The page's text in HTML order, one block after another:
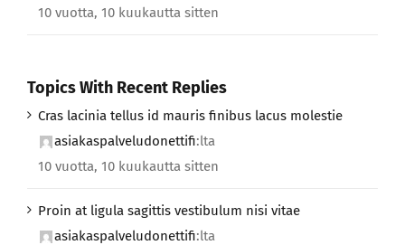
10 vuotta, 10 kuukautta sitten
Topics With Recent Replies
Cras lacinia tellus id mauris finibus lacus molestie
asiakaspalveludonettifi:lta
10 vuotta, 10 kuukautta sitten
Proin at ligula sagittis vestibulum nisi vitae
asiakaspalveludonettifi:lta